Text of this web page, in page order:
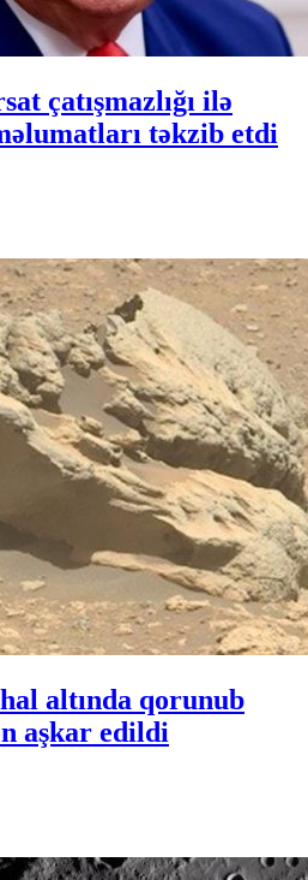
çatışmazlığı ilə
təkzib etdi
altında qorunub
aşkar edildi